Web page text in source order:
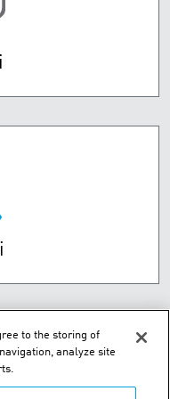
to the storing of
analyze site